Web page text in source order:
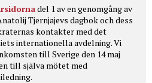
del 1 av en genomgång av
Tjernjajevs dagbok och dess
kontakter med det
internationella avdelning. Vi
till Sverige den 14 maj
till själva mötet med